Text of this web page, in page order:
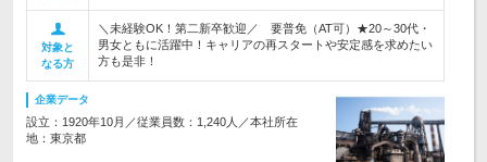
対象と
なる方
＼未経験OK！第二新卒歓迎／ 要普免（AT可）★20～30代・
男女ともに活躍中！キャリアの再スタートや安定感を求めたい
方も是非！
企業データ
設立：1920年10月／従業員数：1,240人／本社所在
地：東京都